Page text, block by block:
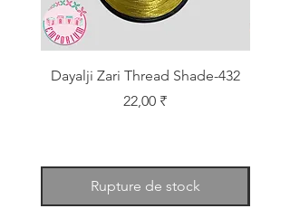
Dayalji Zari Thread Shade-432
Prix
22,00 ₹
Rupture de stock